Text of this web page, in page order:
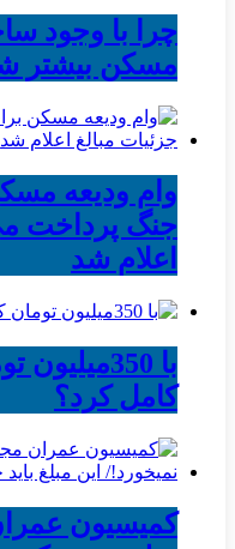
چرا با وجود
مسکن بیشتر
وام ودیعه
جنگ پرداخت
اعلام شد
با
کامل کرد؟